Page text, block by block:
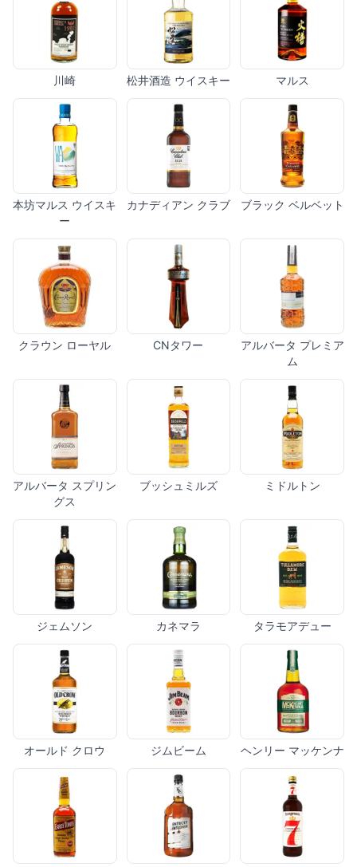
川崎 松井酒造 ウイスキー マルス
本坊マルス ウイスキ
ー
カナディアン クラブ ブラック ベルベット
クラウン ローヤル CNタワー
アルバータ プレミア
ム
アルバータ スプリン
グス
ブッシュミルズ ミドルトン
ジェムソン カネマラ タラモアデュー
オールド クロウ ジムビーム ヘンリー マッケンナ